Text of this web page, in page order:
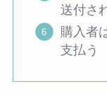
送付さ
購入者
支払う